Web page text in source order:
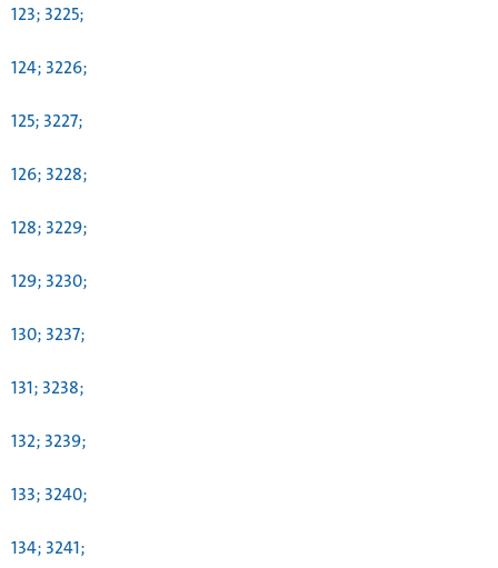
123; 3225;
124; 3226;
125; 3227;
126; 3228;
128; 3229;
129; 3230;
130; 3237;
131; 3238;
132; 3239;
133; 3240;
134; 3241;